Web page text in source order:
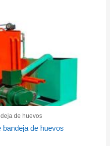
de huevos
bandeja de huevos